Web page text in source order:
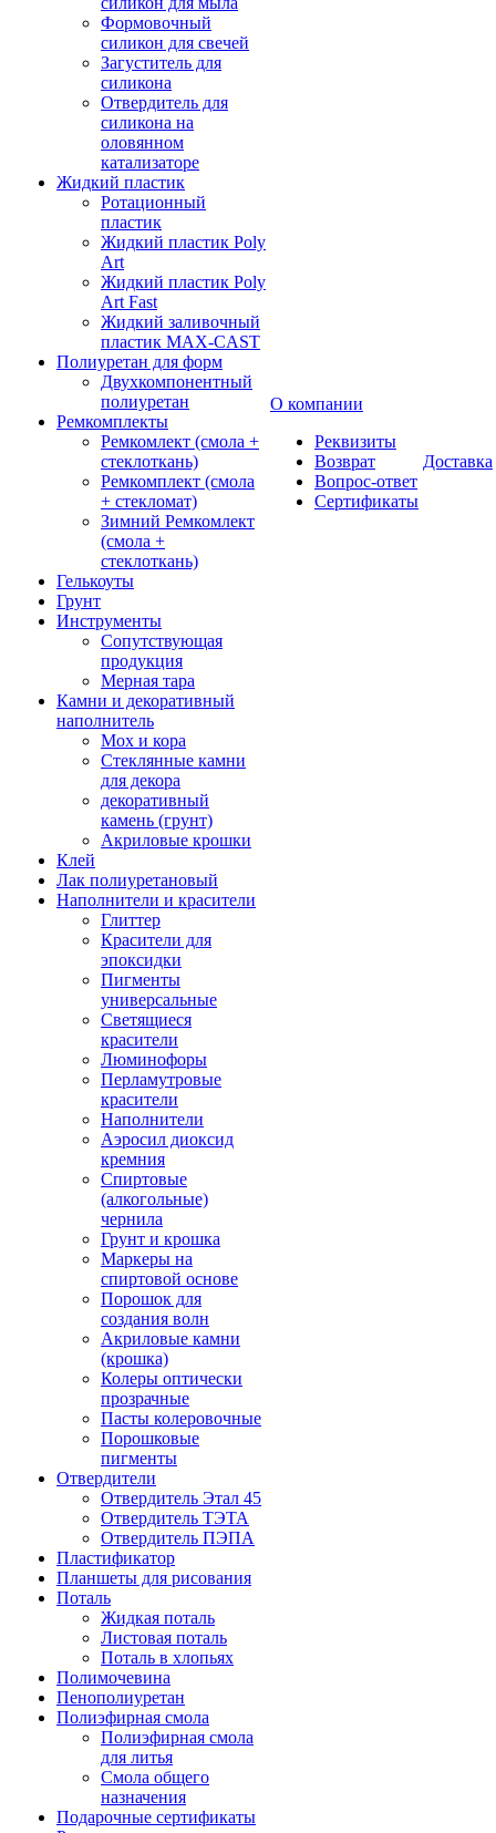
Формовочный
силикон для свечей
Загуститель для
силикона
Отвердитель для
силикона на
оловянном
катализаторе
Жидкий пластик
Ротационный
пластик
Жидкий пластик Poly
Art
Жидкий пластик Poly
Art Fast
Жидкий заливочный
пластик MAX-CAST
Полиуретан для форм
Двухкомпонентный
полиуретан
Ремкомплекты
Ремкомлект (смола +
стеклоткань)
Ремкомплект (смола
+ стекломат)
Зимний Ремкомлект
(смола +
стеклоткань)
Гелькоуты
Грунт
Инструменты
Сопутствующая
продукция
Мерная тара
Камни и декоративный
наполнитель
Мох и кора
Стеклянные камни
для декора
декоративный
камень (грунт)
Акриловые крошки
Клей
Лак полиуретановый
Наполнители и красители
Глиттер
Красители для
эпоксидки
Пигменты
универсальные
Светящиеся
красители
Люминофоры
Перламутровые
красители
Наполнители
Аэросил диоксид
кремния
Спиртовые
(алкогольные)
чернила
Грунт и крошка
Маркеры на
спиртовой основе
Порошок для
создания волн
Акриловые камни
(крошка)
Колеры оптически
прозрачные
Пасты колеровочные
Порошковые
пигменты
Отвердители
Отвердитель Этал 45
Отвердитель ТЭТА
Отвердитель ПЭПА
Пластификатор
Планшеты для рисования
Поталь
Жидкая поталь
Листовая поталь
Поталь в хлопьях
Полимочевина
Пенополиуретан
Полиэфирная смола
Полиэфирная смола
для литья
Смола общего
назначения
Подарочные сертификаты
О компании
Реквизиты
Возврат
Вопрос-ответ
Сертификаты
Доставка